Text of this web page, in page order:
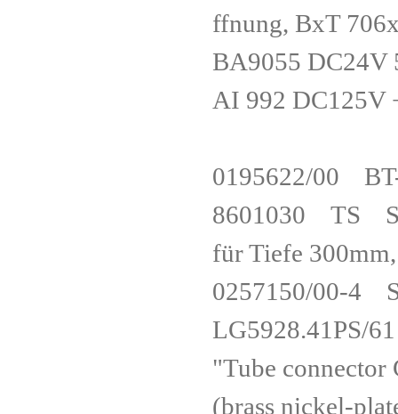
ffnung, BxT
BA9055
AI 992
0195622/00
8601030 TS
für Tiefe
0257150/00-
"Tube connector
(brass